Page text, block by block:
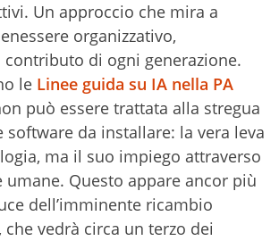
Un approccio che mira a
organizzativo,
di ogni generazione.
le Linee guida su IA nella PA
può essere trattata alla stregua
software da installare: la vera leva
ma il suo impiego attraverso
umane. Questo appare ancor più
dell’imminente ricambio
che vedrà circa un terzo dei